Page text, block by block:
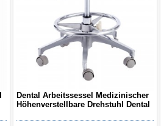
Dental Arbeitssessel Medizinischer
Höhenverstellbare Drehstuhl Dental